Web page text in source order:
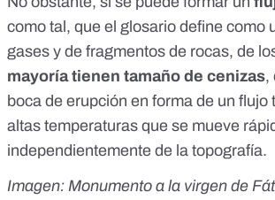
como tal, que el glosario define como
gases y de fragmentos de rocas, de
mayoría tienen tamaño de cenizas,
boca de erupción en forma de un flujo
altas temperaturas que se mueve
independientemente de la topografía.
Imagen: Monumento a la virgen de